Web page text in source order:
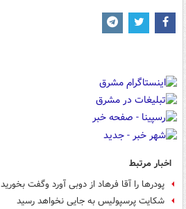
اخبار مرتبط
پودرها را آقا فرهاد از دوبی آورد وگفت بخورید
شکایت پرسپولیس به جایی نخواهد رسید